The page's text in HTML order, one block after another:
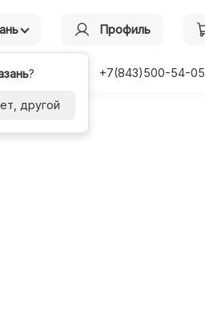
?
другой
Профиль
+7(843)500-54-05